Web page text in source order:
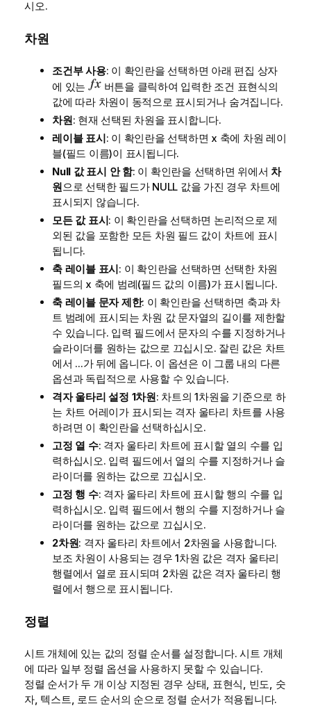
시오.
차원
조건부 사용: 이 확인란을 선택하면 아래 편집 상자
에 있는
버튼을 클릭하여 입력한 조건 표현식의
값에 따라 차원이 동적으로 표시되거나 숨겨집니다.
차원: 현재 선택된 차원을 표시합니다.
레이블 표시: 이 확인란을 선택하면 x 축에 차원 레이
블(필드 이름)이 표시됩니다.
Null 값 표시 안 함: 이 확인란을 선택하면 위에서 차
원으로 선택한 필드가 NULL 값을 가진 경우 차트에
표시되지 않습니다.
모든 값 표시: 이 확인란을 선택하면 논리적으로 제
외된 값을 포함한 모든 차원 필드 값이 차트에 표시
됩니다.
축 레이블 표시: 이 확인란을 선택하면 선택한 차원
필드의 x 축에 범례(필드 값의 이름)가 표시됩니다.
축 레이블 문자 제한: 이 확인란을 선택하면 축과 차
트 범례에 표시되는 차원 값 문자열의 길이를 제한할
수 있습니다. 입력 필드에서 문자의 수를 지정하거나
슬라이더를 원하는 값으로 끄십시오. 잘린 값은 차트
에서 ...가 뒤에 옵니다. 이 옵션은 이 그룹 내의 다른
옵션과 독립적으로 사용할 수 있습니다.
격자 울타리 설정 1차원: 차트의 1차원을 기준으로 하
는 차트 어레이가 표시되는 격자 울타리 차트를 사용
하려면 이 확인란을 선택하십시오.
고정 열 수: 격자 울타리 차트에 표시할 열의 수를 입
력하십시오. 입력 필드에서 열의 수를 지정하거나 슬
라이더를 원하는 값으로 끄십시오.
고정 행 수: 격자 울타리 차트에 표시할 행의 수를 입
력하십시오. 입력 필드에서 행의 수를 지정하거나 슬
라이더를 원하는 값으로 끄십시오.
2차원: 격자 울타리 차트에서 2차원을 사용합니다.
보조 차원이 사용되는 경우 1차원 값은 격자 울타리
행렬에서 열로 표시되며 2차원 값은 격자 울타리 행
렬에서 행으로 표시됩니다.
정렬
시트 개체에 있는 값의 정렬 순서를 설정합니다. 시트 개체
에 따라 일부 정렬 옵션을 사용하지 못할 수 있습니다.
정렬 순서가 두 개 이상 지정된 경우 상태, 표현식, 빈도, 숫
자, 텍스트, 로드 순서의 순으로 정렬 순서가 적용됩니다.